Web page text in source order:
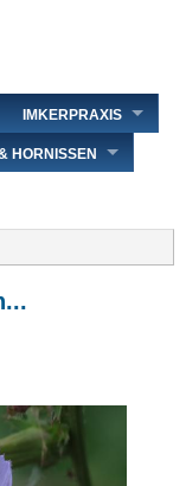
IMKERPRAXIS
HORNISSEN